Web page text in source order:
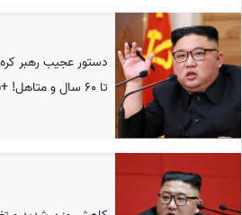
تا ۶۰ سال و متاهل! +فیلم